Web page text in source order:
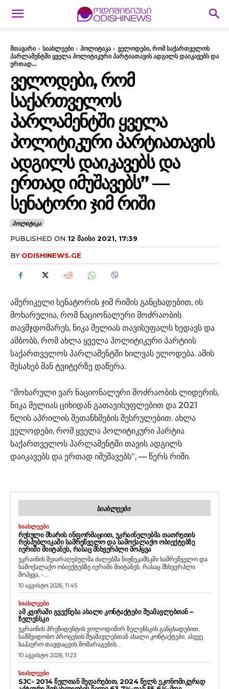
მთავარი სიახლეები პოლიტიკა
ველოდები, რომ საქართველოს
პარლამენტში ყველა პოლიტიკური პარტიათავის ადგილს დაიკავებს და
ერთად...
ᲕᲔᲚᲝᲓᲔᲑᲘ, ᲠᲝᲛ
ᲡᲐᲥᲐᲠᲗᲕᲔᲚᲝᲡ
ᲞᲐᲠᲚᲐᲛᲔᲜᲢᲨᲘ ᲧᲕᲔᲚᲐ
ᲞᲝᲚᲘᲢᲘᲙᲣᲠᲘ ᲞᲐᲠᲢᲘᲐᲗᲐᲕᲘᲡ
ᲐᲓᲒᲘᲚᲡ ᲓᲐᲘᲙᲐᲕᲔᲑᲡ ᲓᲐ
ᲔᲠᲗᲐᲓ ᲘᲛᲣᲨᲐᲕᲔᲑᲡ” —
ᲡᲔᲜᲐᲢᲝᲠᲘ ᲯᲘᲛ ᲠᲘᲨᲘ
ᲞᲝᲚᲘᲢᲘᲙᲐ
PUBLISHED ON 12 ᲛᲐᲘᲡᲘ 2021, 17:39
BY ODISHINEWS.GE
ამერიკელი სენატორის ჯიმ რიშის განცხადებით, ის
მოხარულია, რომ ნაციონალური მოძრაობის
თავმჯდომარეს, ნიკა მელიას თავისუფალს ხედავს და
ამბობს, რომ ახლა ყველა პოლიტიკური პარტიის
საქართველოს პარლამენტში ხილვას ელოდება. ამის
შესახებ მან ტვიტერზე დაწერა.
“მოხარული ვარ ნაციონალური მოძრაობის ლიდერის,
ნიკა მელიას ციხიდან გათავისუფლებით და 2021
წლის აპრილის შეთანხმების შესრულებით. ახლა
ველოდები, რომ ყველა პოლიტიკური პარტია
საქართველოს პარლამენტში თავის ადგილს
დაიკავებს და ერთად იმუშავებს”, — წერს რიში.
ᲡᲘᲐᲮᲚᲔᲔᲑᲘ
ᲡᲘᲐᲮᲚᲔᲔᲑᲘ
ᲠᲣᲡᲣᲚᲘ ᲛᲮᲐᲠᲘᲡ ᲘᲜᲤᲝᲠᲛᲐᲪᲘᲘᲗ, ᲣᲙᲠᲐᲘᲜᲔᲚᲔᲑᲛᲐ ᲗᲐᲗᲠᲔᲗᲘᲡ
ᲠᲔᲡᲞᲣᲑᲚᲘᲙᲐᲨᲘ ᲡᲐᲛᲠᲔᲬᲕᲔᲚᲝ ᲓᲐ ᲡᲐᲛᲝᲥᲐᲚᲐᲥᲝ ᲝᲑᲘᲔᲥᲢᲔᲑᲖᲔ
ᲘᲔᲠᲘᲨᲘ ᲛᲘᲘᲢᲐᲜᲔᲡ, ᲠᲐᲡᲐᲪ ᲛᲡᲮᲕᲔᲠᲞᲚᲘ ᲛᲝᲰᲧᲕᲐ
უკრაინის შეიარაღებულმა ძალებმა ნიჟნეკამსკში სამრეწველო და
სამოქალაქო ობიექტებზე იერიში მიიტანეს, რასაც მსხვერპლი
მოჰყვა, -...
10 აგვისტო 2026, 11:45
ᲡᲘᲐᲮᲚᲔᲔᲑᲘ
ᲐᲛ ᲙᲕᲘᲠᲐᲨᲘ ᲒᲕᲔᲥᲜᲔᲑᲐ ᲐᲮᲐᲚᲘ ᲙᲝᲜᲢᲐᲥᲢᲔᲑᲘ ᲨᲣᲐᲛᲐᲕᲚᲔᲑᲗᲐᲜ –
ᲖᲔᲚᲔᲜᲡᲙᲘ
უკრაინის პრეზიდენტის ვოლოდიმირ ზელენსკის განცხადებით,
სამშვიდობო პროცესის შუამავლებთან ახალი კონტაქტები, ასევე
საჰაერო თავდაცვის მომარაგების...
10 აგვისტო 2026, 11:23
ᲡᲘᲐᲮᲚᲔᲔᲑᲘ
SJC- 2014 ᲬᲔᲚᲗᲐᲜ ᲨᲔᲓᲐᲠᲔᲑᲘᲗ, 2024 ᲬᲔᲚᲡ ᲔᲙᲝᲜᲝᲛᲘᲙᲣᲠᲐᲓ